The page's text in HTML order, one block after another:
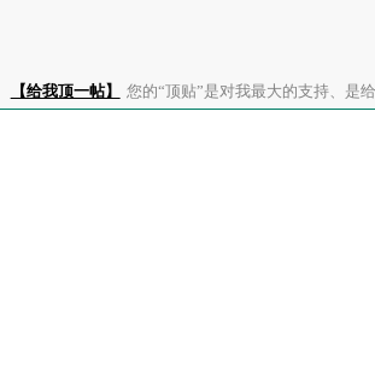
【给我顶一帖】 您的“顶贴”是对我最大的支持、是